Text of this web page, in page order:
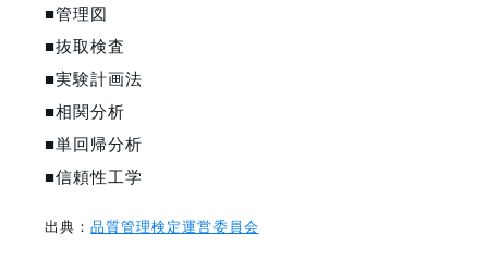
■管理図
■抜取検査
■実験計画法
■相関分析
■単回帰分析
■信頼性工学
出典：品質管理検定運営委員会